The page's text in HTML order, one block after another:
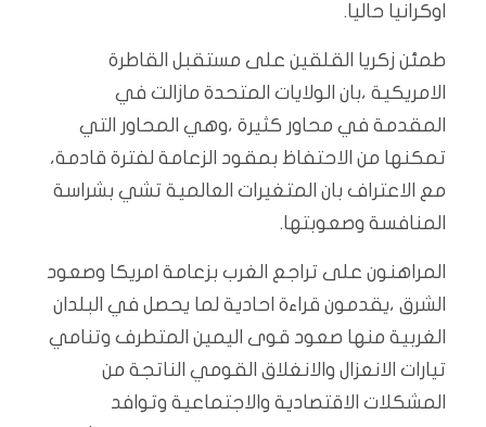
اوكرانيا حاليا.
طمئن زكريا القلقين على مستقبل القاطرة
الامريكية ،بان الولايات المتحدة مازالت في
المقدمة في محاور كثيرة ،وهي المحاور التي
تمكنها من الاحتفاظ بمقود الزعامة لفترة قادمة،
مع الاعتراف بان المتغيرات العالمية تشي بشراسة
المنافسة وصعوبتها.
المراهنون على تراجع الغرب بزعامة امريكا وصعود
الشرق ،يقدمون قراءة احادية لما يحصل في البلدان
الغربية منها صعود قوى اليمين المتطرف وتنامي
تيارات الانعزال والانغلاق القومي الناتجة من
المشكلات الاقتصادية والاجتماعية وتوافد